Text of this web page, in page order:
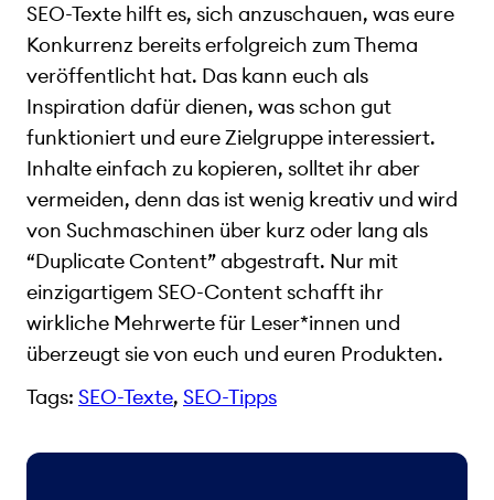
SEO-Texte hilft es, sich anzuschauen, was eure
Konkurrenz bereits erfolgreich zum Thema
veröffentlicht hat. Das kann euch als
Inspiration dafür dienen, was schon gut
funktioniert und eure Zielgruppe interessiert.
Inhalte einfach zu kopieren, solltet ihr aber
vermeiden, denn das ist wenig kreativ und wird
von Suchmaschinen über kurz oder lang als
“Duplicate Content” abgestraft. Nur mit
einzigartigem SEO-Content schafft ihr
wirkliche Mehrwerte für Leser*innen und
überzeugt sie von euch und euren Produkten.
Tags: SEO-Texte, SEO-Tipps